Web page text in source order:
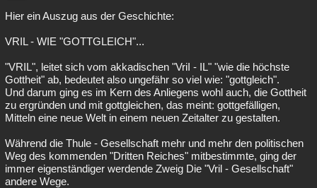
Hier ein Auszug aus der Geschichte:
VRIL - WIE "GOTTGLEICH"...
"VRIL", leitet sich vom akkadischen "VriI - IL" "wie die höchste
Gottheit" ab, bedeutet also ungefähr so viel wie: "gottgleich".
Und darum ging es im Kern des Anliegens wohl auch, die Gottheit
zu ergründen und mit gottgleichen, das meint: gottgefälligen,
Mitteln eine neue Welt in einem neuen Zeitalter zu gestalten.
Während die Thule - Gesellschaft mehr und mehr den politischen
Weg des kommenden "Dritten Reiches" mitbestimmte, ging der
immer eigenständiger werdende Zweig Die "Vril - Gesellschaft"
andere Wege.